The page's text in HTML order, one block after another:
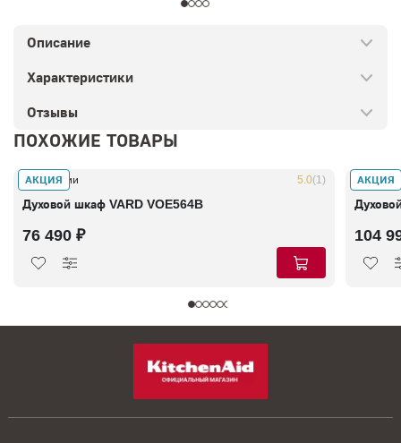
Описание
Характеристики
Отзывы
ПОХОЖИЕ ТОВАРЫ
АКЦИЯ
В наличии 5.0(1)
Духовой шкаф VARD VOE564B
76 490 ₽
АКЦИЯ
В
104